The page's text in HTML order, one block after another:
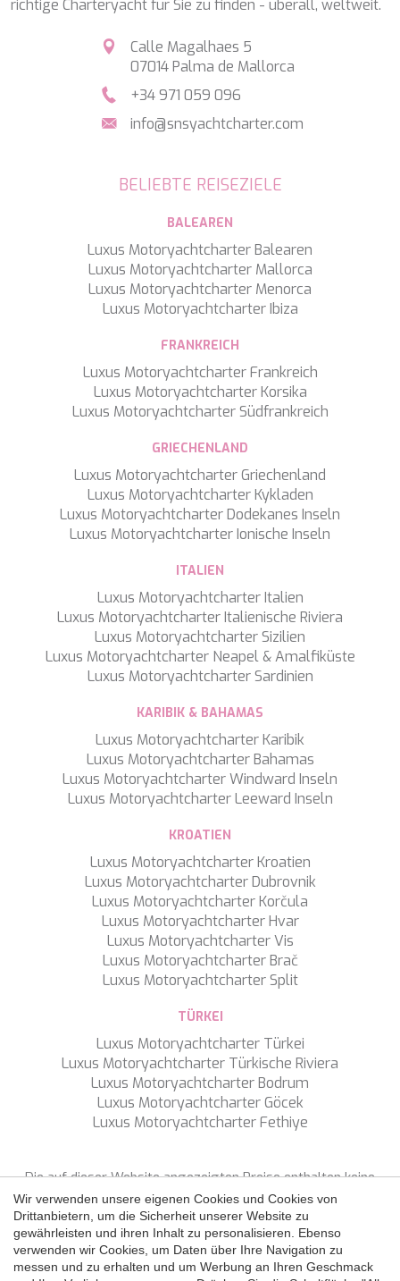
richtige Charteryacht für Sie zu finden - überall, weltweit.
Calle Magalhaes 5
07014 Palma de Mallorca
+34 971 059 096
info@snsyachtcharter.com
BELIEBTE REISEZIELE
BALEAREN
Luxus Motoryachtcharter Balearen
Luxus Motoryachtcharter Mallorca
Luxus Motoryachtcharter Menorca
Luxus Motoryachtcharter Ibiza
FRANKREICH
Luxus Motoryachtcharter Frankreich
Luxus Motoryachtcharter Korsika
Luxus Motoryachtcharter Südfrankreich
GRIECHENLAND
Luxus Motoryachtcharter Griechenland
Luxus Motoryachtcharter Kykladen
Luxus Motoryachtcharter Dodekanes Inseln
Luxus Motoryachtcharter Ionische Inseln
ITALIEN
Luxus Motoryachtcharter Italien
Luxus Motoryachtcharter Italienische Riviera
Luxus Motoryachtcharter Sizilien
Luxus Motoryachtcharter Neapel & Amalfiküste
Luxus Motoryachtcharter Sardinien
KARIBIK & BAHAMAS
Luxus Motoryachtcharter Karibik
Luxus Motoryachtcharter Bahamas
Luxus Motoryachtcharter Windward Inseln
Luxus Motoryachtcharter Leeward Inseln
KROATIEN
Luxus Motoryachtcharter Kroatien
Luxus Motoryachtcharter Dubrovnik
Luxus Motoryachtcharter Korčula
Luxus Motoryachtcharter Hvar
Luxus Motoryachtcharter Vis
Luxus Motoryachtcharter Brač
Luxus Motoryachtcharter Split
TÜRKEI
Luxus Motoryachtcharter Türkei
Luxus Motoryachtcharter Türkische Riviera
Luxus Motoryachtcharter Bodrum
Luxus Motoryachtcharter Göcek
Luxus Motoryachtcharter Fethiye
Die auf dieser Website angezeigten Preise enthalten keine
Steuern, sofern nicht ausdrücklich etwas anderes angegeben
ist.
FOLGEN SIE UNS
Wir verwenden unsere eigenen Cookies und Cookies von
Drittanbietern, um die Sicherheit unserer Website zu
gewährleisten und ihren Inhalt zu personalisieren. Ebenso
verwenden wir Cookies, um Daten über Ihre Navigation zu
messen und zu erhalten und um Werbung an Ihren Geschmack